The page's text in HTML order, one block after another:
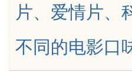
片、爱情片、
不同的电影口